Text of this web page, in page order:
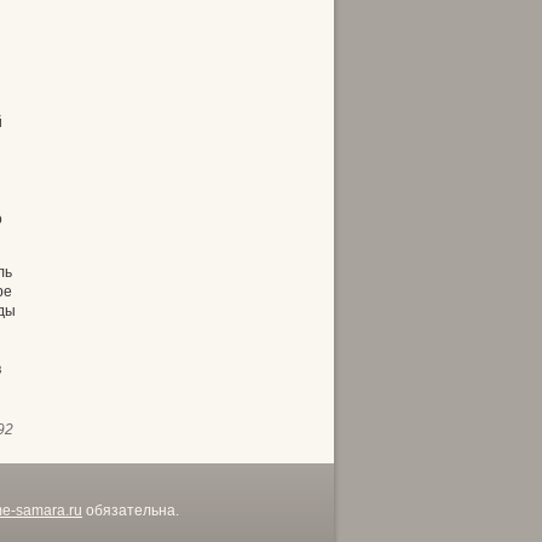
samara.ru обязательна.